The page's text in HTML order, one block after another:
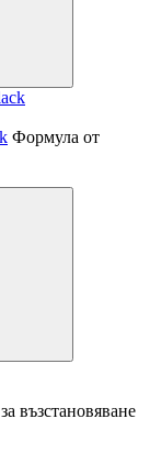
Формула от
възстановяване